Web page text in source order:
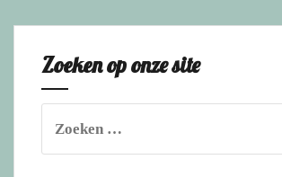
Zoeken op onze site
naar: